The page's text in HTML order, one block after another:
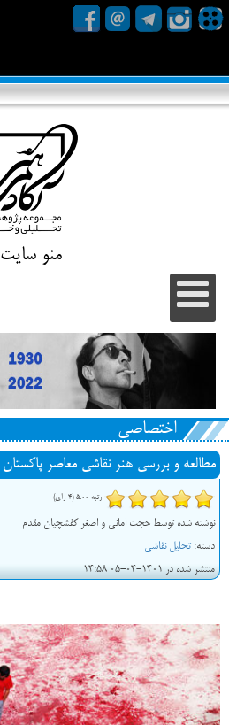
منو سایت
اختصاصی
مطالعه و بررسی هنر نقاشی معاصر پاکستان
رتبه 5.00 (4 رای)
نوشته شده توسط حجت امانی و اصغر کفشچیان مقدم
دسته: تحلیل نقاشی
منتشر شده در 1401-04-05 14:58